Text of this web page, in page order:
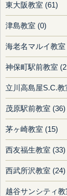
東大阪教室 (61)
津島教室 (0)
海老名マルイ教室
神保町駅前教室
立川高島屋S.C.教
茂原駅前教室 (36)
茅ヶ崎教室 (15)
西友福生教室 (33)
西武所沢教室 (24)
越谷サンシティ教